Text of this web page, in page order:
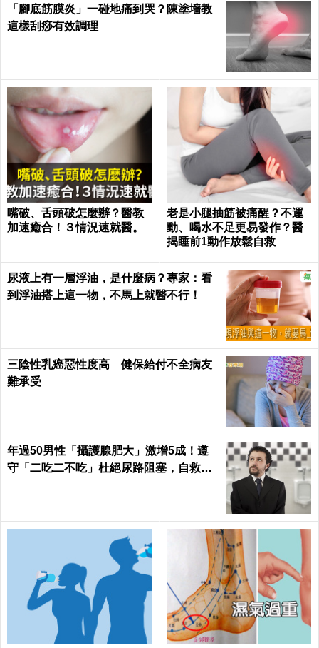
「腳底筋膜炎」一碰地痛到哭？陳塗墻教
這樣刮痧有效調理
嘴破、舌頭破怎麼辦？醫教
加速癒合！３情況速就醫。
老是小腿抽筋被痛醒？不運
動、喝水不足更易發作？醫
揭睡前1動作放鬆自救
尿液上有一層浮油，是什麼病？專家：看
到浮油搭上這一物，不馬上就醫不行！
三陰性乳癌惡性度高 健保給付不全病友
難承受
年過50男性「攝護腺肥大」激增5成！遵
守「二吃二不吃」杜絕尿路阻塞，自救下